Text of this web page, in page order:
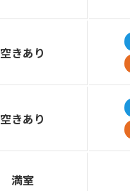
空きあり
空きあり
満室